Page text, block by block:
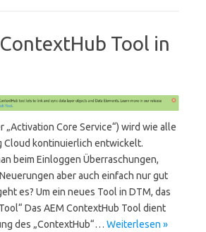
Tool in
„Activation Core Service“) wird wie alle
Cloud kontinuierlich entwickelt.
beim Einloggen Überraschungen,
aber auch einfach nur gut
es? Um ein neues Tool in DTM, das
Das AEM ContextHub Tool dient
des „ContextHub“… Weiterlesen »